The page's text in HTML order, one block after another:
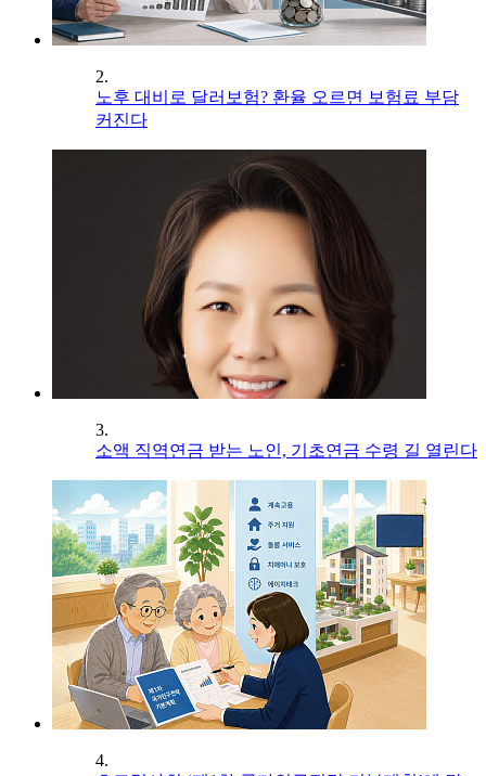
2.
노후 대비로 달러보험? 환율 오르면 보험료 부담
커진다
3.
소액 직역연금 받는 노인, 기초연금 수령 길 열린다
4.